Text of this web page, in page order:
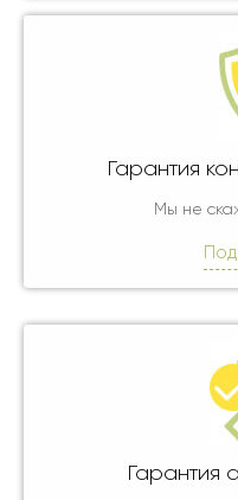
Гарантия
Мы не
Гарантия